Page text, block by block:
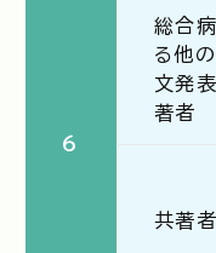
6
総合
る他
文発
著者
共著者